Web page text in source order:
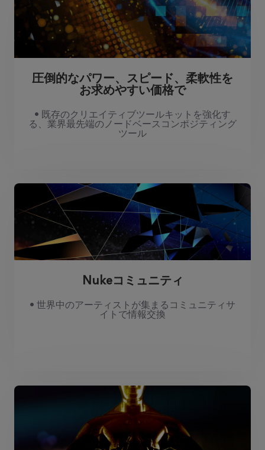
圧倒的なパワー、スピード、柔軟性を
お求めやすい価格で
• 既存のクリエイティブツールキットを強化す
る、業界最先端のノードベースコンポジティング
ツール
Nukeコミュニティ
• 世界中のアーティストが集まるコミュニティサ
イトで情報交換